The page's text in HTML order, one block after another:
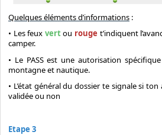
Quelques éléments d’informations :
• Les feux vertou rouge t’indiquent
camper.
• Le PASS est une autorisation
montagne et nautique.
• L’état général du dossier te signale si
validée ou non
Etape 3